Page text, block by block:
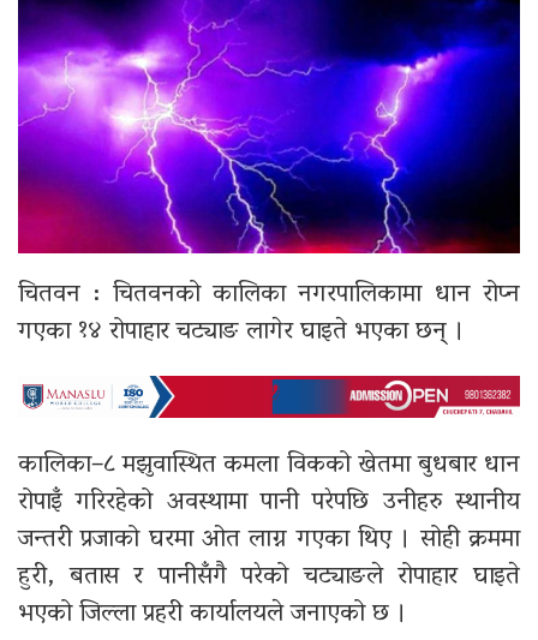
चितवन : चितवनको कालिका नगरपालिकामा धान रोप्न
गएका १४ रोपाहार चट्याङ लागेर घाइते भएका छन् ।
कालिका–८ मझुवास्थित कमला विकको खेतमा बुधबार धान
रोपाइँ गरिरहेको अवस्थामा पानी परेपछि उनीहरु स्थानीय
जन्तरी प्रजाको घरमा ओत लाग्न गएका थिए । सोही क्रममा
हुरी, बतास र पानीसँगै परेको चट्याङले रोपाहार घाइते
भएको जिल्ला प्रहरी कार्यालयले जनाएको छ ।